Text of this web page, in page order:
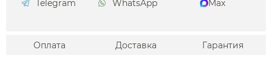
Telegram
WhatsApp Max
Оплата Доставка Гарантия